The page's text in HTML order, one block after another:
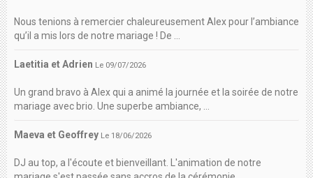
Nous tenions à remercier chaleureusement Alex pour l’ambiance
qu’il a mis lors de notre mariage ! De ...
Laetitia et Adrien Le 09/07/2026
Un grand bravo à Alex qui a animé la journée et la soirée de notre
mariage avec brio. Une superbe ambiance, ...
Maeva et Geoffrey Le 18/06/2026
DJ au top, a l'écoute et bienveillant. L'animation de notre